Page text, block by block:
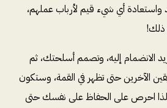
واستعادة أي شيء قيم لأرباب عملهم،
ذلك!
الانضمام إليه، وتصمم أسلحتك، ثم
الآخرين حتى تظهر في القمة، وستكون
لذا احرص على الحفاظ على نفسك حتى